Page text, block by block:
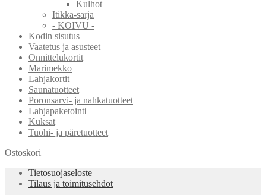
Kulhot
Itikka-sarja
- KOIVU -
Kodin sisutus
Vaatetus ja asusteet
Onnittelukortit
Marimekko
Lahjakortit
Saunatuotteet
Poronsarvi- ja nahkatuotteet
Lahjapaketointi
Kuksat
Tuohi- ja päretuotteet
Ostoskori
Tietosuojaseloste
Tilaus ja toimitusehdot